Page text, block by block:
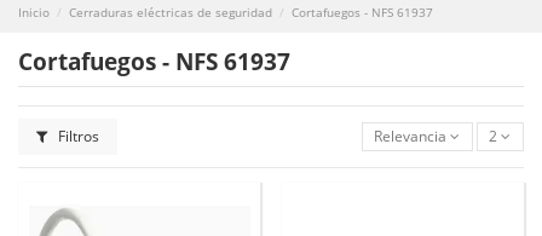
Inicio Cerraduras eléctricas de seguridad Cortafuegos - NFS 61937
Cortafuegos - NFS 61937
Filtros Relevancia 2